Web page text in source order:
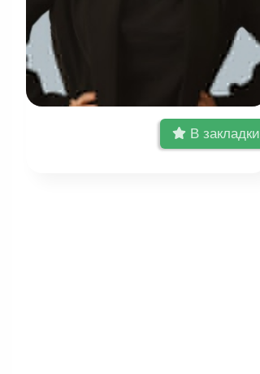
В закладки